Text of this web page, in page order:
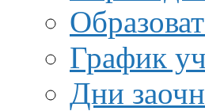
График
Дни